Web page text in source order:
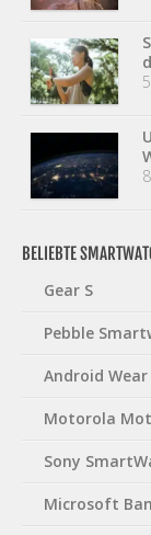
BELIEBTE
Gear S
Pebble
Android Wear
Motorola
Sony
Microsoft